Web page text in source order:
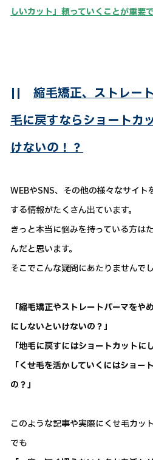
しいカット」頼っていくことが重要
|| 縮毛矯正、ストレー
毛に戻すならショートカ
けないの！？
WEBやSNS、その他の様々なサイト
する情報がたくさん出ています。
きっと本当に悩みを持っている方は
んだと思います。
そこでこんな疑問にあたりませんで
「縮毛矯正やストレートパーマをや
にしないといけないの？」
「地毛に戻すにはショートカットに
「くせ毛を活かしていくにはショー
の？」
このような記事や実際にくせ毛カッ
でも